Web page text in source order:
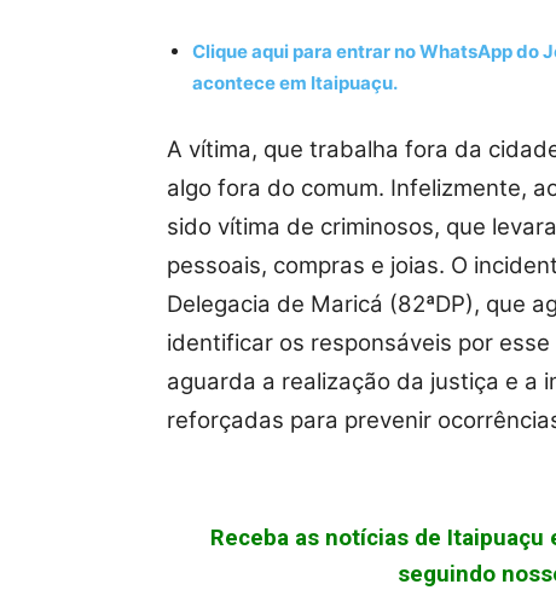
Clique aqui para entrar noWhatsAppdo
acontece em Itaipuaçu.
A vítima, que trabalha fora da
algo fora do comum. Infelizmente,
sido vítima de criminosos, que
pessoais, compras e joias. O
Delegacia de Maricá (82ªDP), que
identificar os responsáveis por
aguarda a realização da justiça e a
reforçadas para prevenir
Receba as notícias de
seguindo